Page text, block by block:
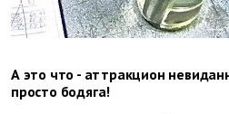
А это что - аттракцион
просто бодяга!